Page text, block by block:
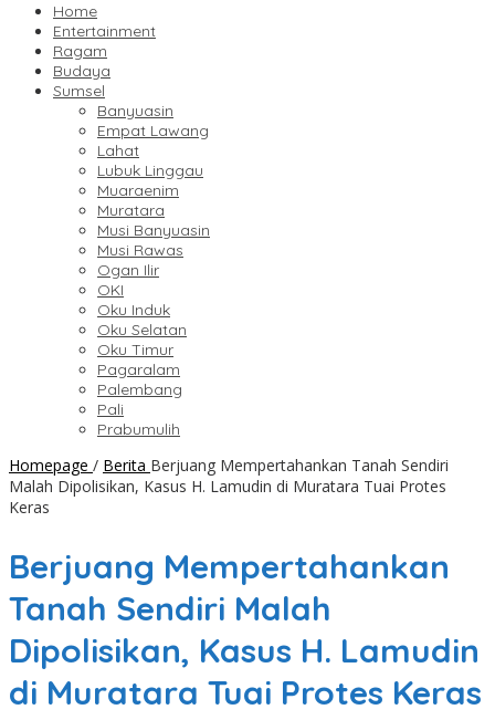
Home
Entertainment
Ragam
Budaya
Sumsel
Banyuasin
Empat Lawang
Lahat
Lubuk Linggau
Muaraenim
Muratara
Musi Banyuasin
Musi Rawas
Ogan Ilir
OKI
Oku Induk
Oku Selatan
Oku Timur
Pagaralam
Palembang
Pali
Prabumulih
Homepage / Berita Berjuang Mempertahankan Tanah Sendiri
Malah Dipolisikan, Kasus H. Lamudin di Muratara Tuai Protes
Keras
Berjuang Mempertahankan
Tanah Sendiri Malah
Dipolisikan, Kasus H. Lamudin
di Muratara Tuai Protes Keras